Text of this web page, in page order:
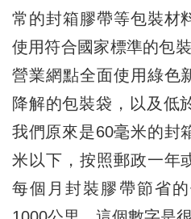
常的封箱膠帶等包裝材
使用符合國家標準的包
營業網點全面使用綠色
降解的包裝袋，以及低
我們原來是60毫米的封
米以下，按照郵政一年
每個月封裝膠帶節省